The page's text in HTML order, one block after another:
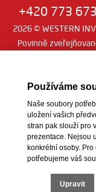
+420 773
2026 © WESTERN
Povinně
Používáme
Naše soubory
uložení vašich
stran pak slouží pro
prezentace. Nejsou
konkrétní osoby.
potřebujeme váš
Upravit